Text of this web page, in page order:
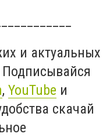
и актуальных
, YouTube и
скачай